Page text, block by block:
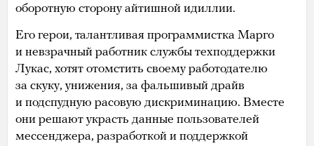
оборотную сторону айтишной идиллии.
Его герои, талантливая программистка Марго
и невзрачный работник службы техподдержки
Лукас, хотят отомстить своему работодателю
за скуку, унижения, за фальшивый драйв
и подспудную расовую дискриминацию. Вместе
они решают украсть данные пользователей
мессенджера, разработкой и поддержкой